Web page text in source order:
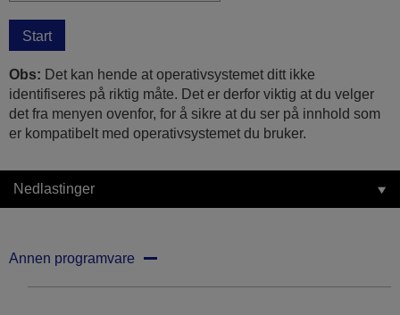
Start
Obs: Det kan hende at operativsystemet ditt ikke
identifiseres på riktig måte. Det er derfor viktig at du velger
det fra menyen ovenfor, for å sikre at du ser på innhold som
er kompatibelt med operativsystemet du bruker.
Nedlastinger
Annen programvare